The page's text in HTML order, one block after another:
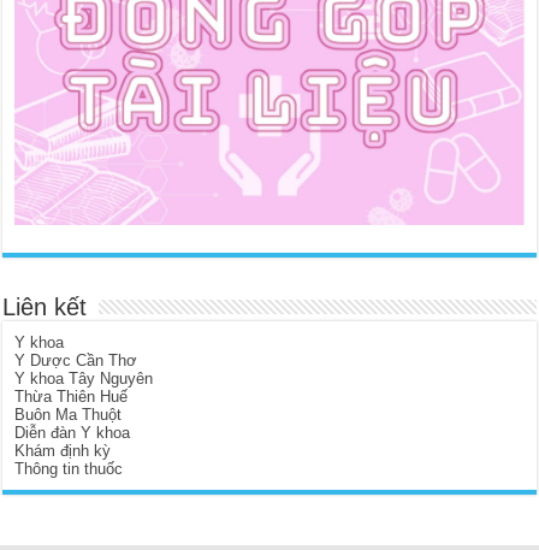
Liên kết
Y khoa
Y Dược Cần Thơ
Y khoa Tây Nguyên
Thừa Thiên Huế
Buôn Ma Thuột
Diễn đàn Y khoa
Khám định kỳ
Thông tin thuốc